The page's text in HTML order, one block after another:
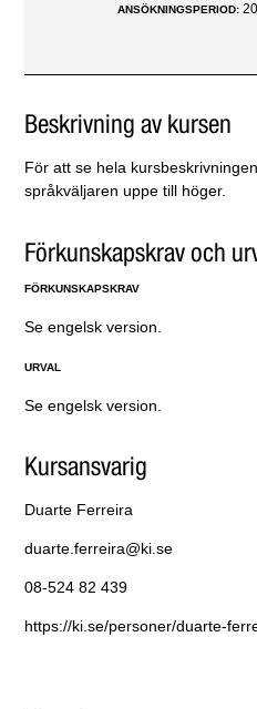
ANSÖKNINGSPERIOD:
Beskrivning av kursen
För att se hela
språkväljaren uppe till höger.
Förkunskapskrav och
FÖRKUNSKAPSKRAV
Se engelsk version.
URVAL
Se engelsk version.
Kursansvarig
Duarte Ferreira
duarte.ferreira@ki.se
08-524 82 439
https://ki.se/personer/duarte-